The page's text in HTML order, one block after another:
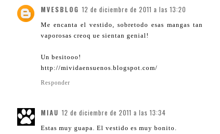
MVESBLOG 12 de diciembre de 2011 a las 13:20
Me encanta el vestido, sobretodo esas mangas tan
vaporosas creoq ue sientan genial!
Un besitooo!
http://mividaensuenos.blogspot.com/
Responder
MIAU 12 de diciembre de 2011 a las 13:34
Estas muy guapa. El vestido es muy bonito.